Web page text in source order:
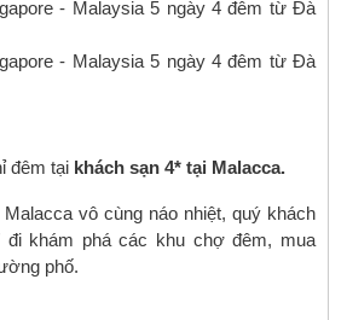
đêm tại khách sạn 4* tại Malacca.
vô cùng náo nhiệt, quý khách
đi khám phá các khu chợ đêm, mua
phố.